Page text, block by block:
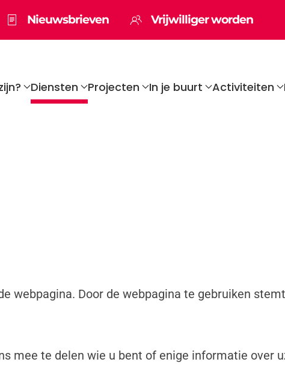
Nieuwsbrieven Vrijwilliger worden
Diensten Projecten In je buurt Activiteiten
webpagina. Door de webpagina te gebruiken
mee te delen wie u bent of enige informatie over